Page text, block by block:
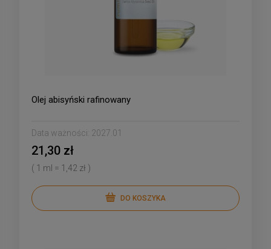
Olej abisyński rafinowany
Data ważności: 2027.01
21,30 zł
( 1 ml = 1,42 zł )
DO KOSZYKA